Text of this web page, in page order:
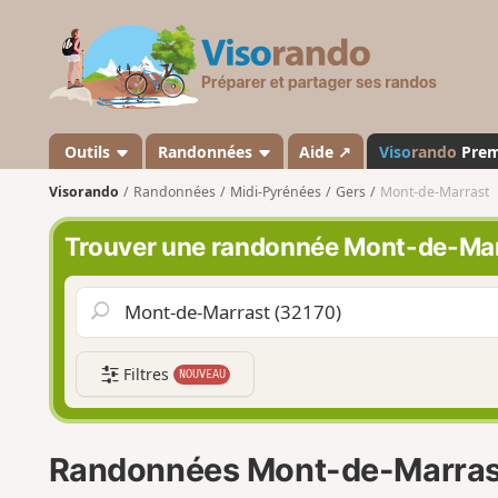
s
a
n
d
o
Outils Randonnées Aide ↗ Visorando
Visorando Randonnées Midi-Pyrénées Gers Mont-de-Marrast
Trouver une randonnée Mont-de-
Filtres NOUVEAU
Randonnées Mont-de-